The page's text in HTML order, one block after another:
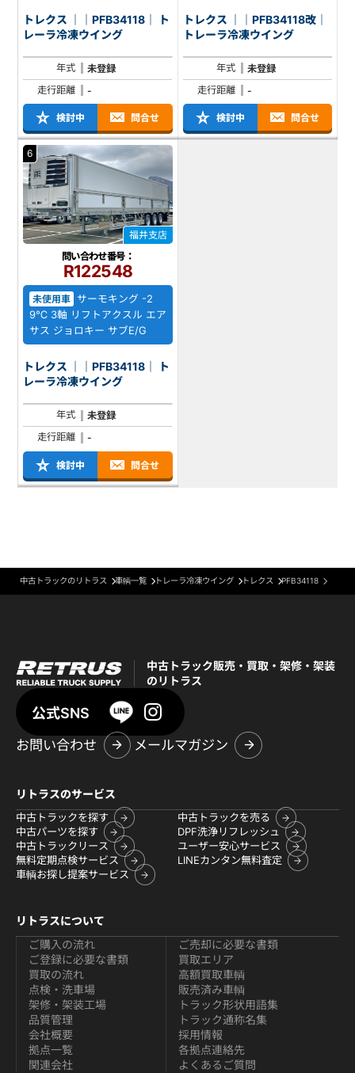
トレクス ｜｜PFB34118｜ ト
レーラ冷凍ウイング
年式
未登録
走行距離
-
検討中 問合せ
トレクス ｜｜PFB34118改｜
トレーラ冷凍ウイング
年式
未登録
走行距離
-
検討中 問合せ
6
福井支店
問い合わせ番号：
R122548
未使用車
サーモキング -2
9℃ 3軸 リフトアクスル エア
サス ジョロキー サブE/G
トレクス ｜｜PFB34118｜ ト
レーラ冷凍ウイング
年式
未登録
走行距離
-
検討中 問合せ
中古トラックのリトラス 車輌一覧 トレーラ冷凍ウイング トレクス PFB34118
中古トラック販売・買取・架修・架装
のリトラス
公式SNS
お問い合わせ
メールマガジン
リトラスのサービス
中古トラックを探す
中古トラックを売る
中古パーツを探す
DPF洗浄リフレッシュ
中古トラックリース
ユーザー安心サービス
無料定期点検サービス
LINEカンタン無料査定
車輌お探し提案サービス
リトラスについて
ご購入の流れ
ご登録に必要な書類
買取の流れ
ご売却に必要な書類
買取エリア
高額買取車輌
点検・洗車場
架修・架装工場
品質管理
販売済み車輌
トラック形状用語集
トラック通称名集
会社概要
拠点一覧
関連会社
採用情報
各拠点連絡先
よくあるご質問